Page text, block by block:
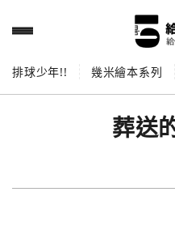
排球少年!! 幾米繪本系列
葬送